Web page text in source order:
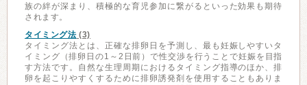
族の絆が深まり、積極的な育児参加に繋がるといった効果も期待
されます。
タイミング法 (3)
タイミング法とは、正確な排卵日を予測し、最も妊娠しやすいタ
イミング（排卵日の1～2日前）で性交渉を行うことで妊娠を目指
す方法です。自然な生理周期におけるタイミング指導のほか、排
卵を起こりやすくするために排卵誘発剤を使用することもありま